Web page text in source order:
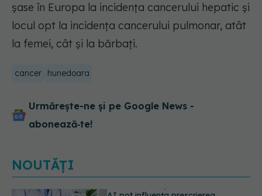
şase în Europa la incidenţa cancerului hepatic şi
locul opt la incidenţa cancerului pulmonar, atât
la femei, cât şi la bărbaţi.
cancer hunedoara
Urmărește-ne și pe Google News -
abonează‑te!
NOUTĂȚI